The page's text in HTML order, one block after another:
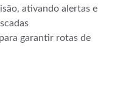
ativando alertas e
garantir rotas de